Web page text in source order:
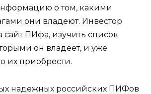
о том, какими
они владеют. Инвестор
сайт ПИфа, изучить список
он владеет, и уже
их приобрести.
надежных российских ПИФов